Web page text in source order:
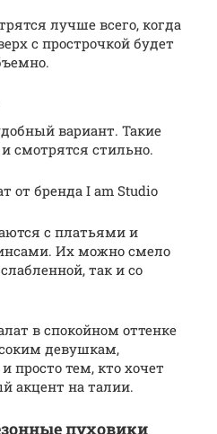
лучше всего, когда
с прострочкой будет
вариант. Такие
смотрятся стильно.
от бренда I am Studio
с платьями и
Их можно смело
так и со
в спокойном оттенке
девушкам,
тем, кто хочет
акцент на талии.
пуховики